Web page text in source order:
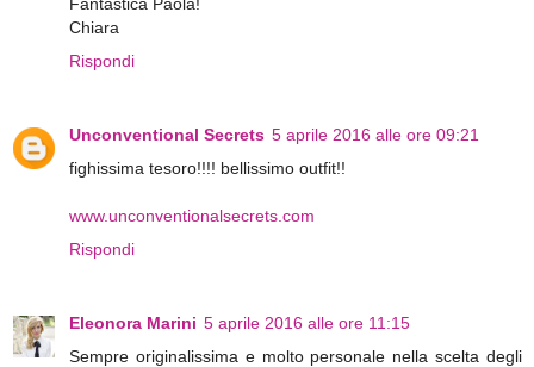
Chiara
Rispondi
Unconventional Secrets 5 aprile 2016 alle ore 09:21
fighissima tesoro!!!! bellissimo outfit!!
www.unconventionalsecrets.com
Rispondi
Eleonora Marini 5 aprile 2016 alle ore 11:15
Sempre originalissima e molto personale nella scelta degli